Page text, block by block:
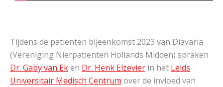
Tijdens de patiënten bijeenkomst 2023 van Diavaria
(Vereniging Nierpatiënten Hollands Midden) spraken
Dr. Gaby van Eken Dr. Henk Elzevier in het Leids
Universitair Medisch Centrum over de invloed van